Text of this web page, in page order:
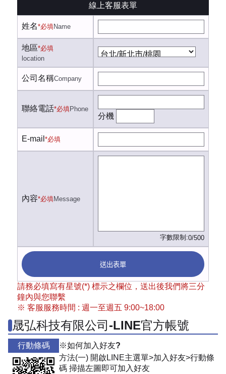
線上客服表單
姓名*必填Name
地區*必填
location
公司名稱Company
聯絡電話*必填Phone
分機
E-mail *必填
內容*必填Message
字數限制:0/500
送出表單
請務必填寫有星號(*) 標示之欄位，送出後我們將三分
鐘內與您聯繫
※ 客服服務時間 : 週一至週五 9:00~18:00
晟弘科技有限公司-LINE官方帳號
行動條碼
※如何加入好友?
方法(一) 開啟LINE主選單>加入好友>行動條
碼 掃描左圖即可加入好友